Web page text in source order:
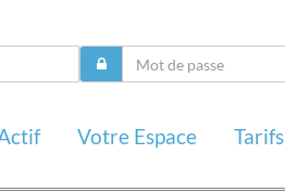
Votre Espace Tarifs